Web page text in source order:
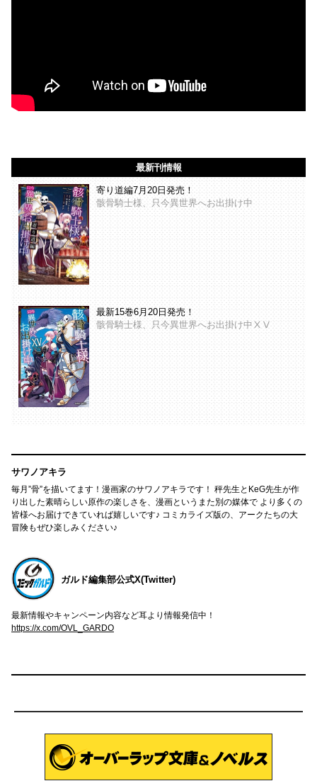
最新刊情報
寄り道編7月20日発売！
骸骨騎士様、只今異世界へお出掛け中
最新15巻6月20日発売！
骸骨騎士様、只今異世界へお出掛け中ⅩⅤ
サワノアキラ
毎月”骨”を描いてます！漫画家のサワノアキラです！ 秤先生とKeG先生が作
り出した素晴らしい原作の楽しさを、漫画というまた別の媒体で より多くの
皆様へお届けできていれば嬉しいです♪ コミカライズ版の、アークたちの大
冒険もぜひ楽しみください♪
ガルド編集部公式X(Twitter)
最新情報やキャンペーン内容など耳より情報発信中！
https://x.com/OVL_GARDO